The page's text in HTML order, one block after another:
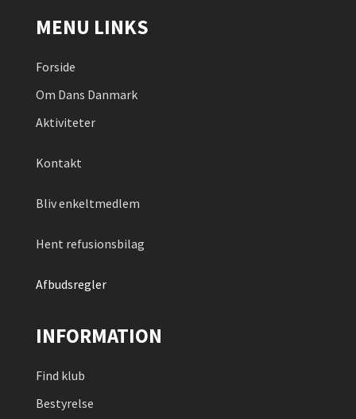
MENU LINKS
Forside
Om Dans Danmark
Aktiviteter
Kontakt
Bliv enkeltmedlem
Hent refusionsbilag
Afbudsregler
INFORMATION
Find klub
Bestyrelse